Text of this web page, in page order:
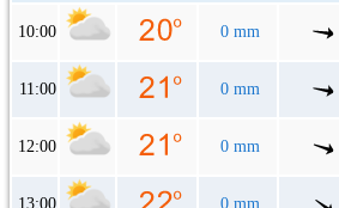
10:00 0 mm
11:00 0 mm
12:00 0 mm
13:00 0 mm